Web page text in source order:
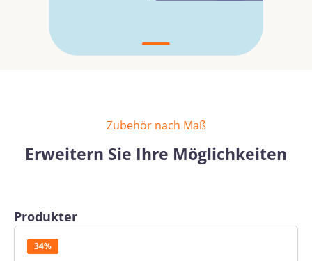
Zubehör nach Maß
Erweitern Sie Ihre Möglichkeiten
Produktgalerie überspringen
Produkter
34%